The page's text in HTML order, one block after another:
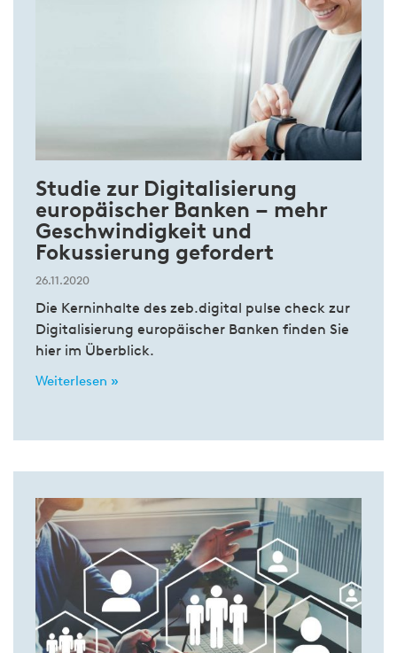
Studie zur Digitalisierung
europäischer Banken – mehr
Geschwindigkeit und
Fokussierung gefordert
26.11.2020
Die Kerninhalte des zeb.digital pulse check zur
Digitalisierung europäischer Banken finden Sie
hier im Überblick.
Weiterlesen »